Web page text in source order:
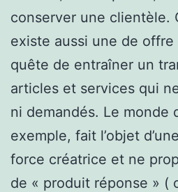
conserver une clientèle.
existe aussi une de offre
quête de entraîner un
articles et services qui
ni demandés. Le monde
exemple, fait l’objet
force créatrice et ne
de « produit réponse » (